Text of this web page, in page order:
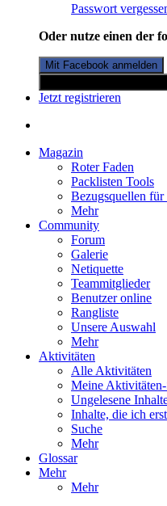
Passwort
Oder nutze einen der
Mit Facebook anmelden
Jetzt registrieren
Magazin
Roter Faden
Packlisten Tools
Bezugsquellen
Mehr
Community
Forum
Galerie
Netiquette
Teammitglieder
Benutzer online
Rangliste
Unsere Auswahl
Mehr
Aktivitäten
Alle Aktivitäten
Meine Aktivitäten-
Ungelesene
Inhalte, die ich
Suche
Mehr
Glossar
Mehr
Mehr